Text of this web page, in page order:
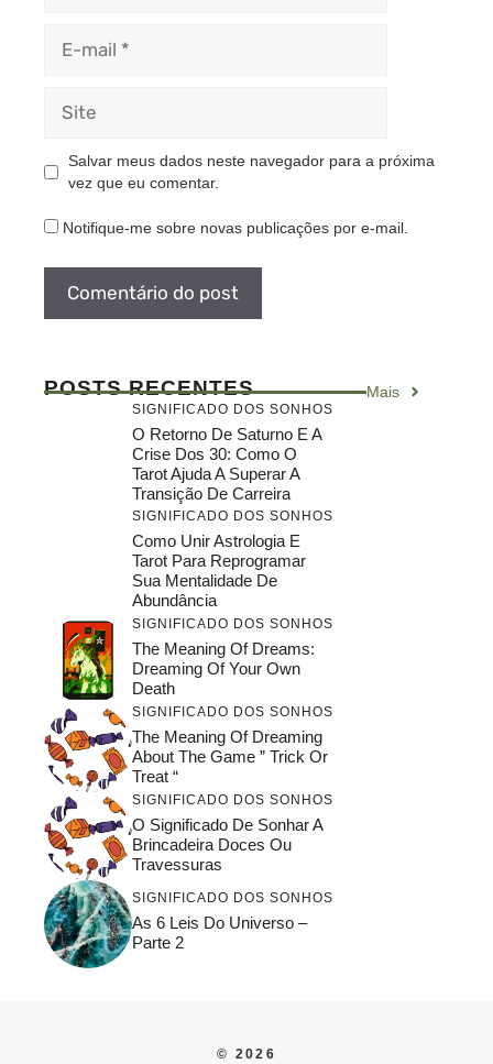
mail
Salvar meus dados neste navegador para a próxima
vez que eu comentar.
Notifique-me sobre novas publicações por e-mail.
POSTS RECENTES Mais
SIGNIFICADO DOS SONHOS
O Retorno De Saturno E A
Crise Dos 30: Como O
Tarot Ajuda A Superar A
Transição De Carreira
SIGNIFICADO DOS SONHOS
Como Unir Astrologia E
Tarot Para Reprogramar
Sua Mentalidade De
Abundância
SIGNIFICADO DOS SONHOS
The Meaning Of Dreams:
Dreaming Of Your Own
Death
SIGNIFICADO DOS SONHOS
The Meaning Of Dreaming
About The Game ” Trick Or
Treat “
SIGNIFICADO DOS SONHOS
O Significado De Sonhar A
Brincadeira Doces Ou
Travessuras
SIGNIFICADO DOS SONHOS
As 6 Leis Do Universo –
Parte 2
© 2026